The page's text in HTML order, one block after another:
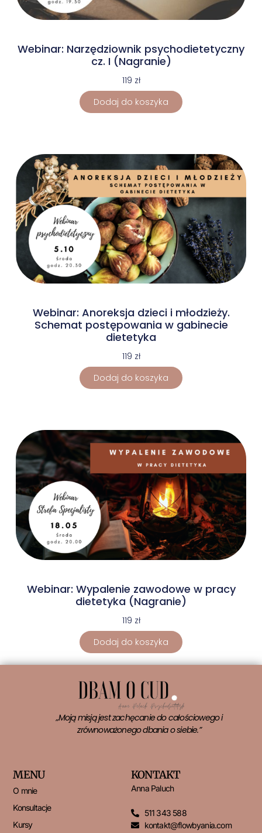
Webinar: Narzędziownik psychodietetyczny
cz. I (Nagranie)
119 zł
Dodaj do koszyka
Webinar: Anoreksja dzieci i młodzieży.
Schemat postępowania w gabinecie
dietetyka
119 zł
Dodaj do koszyka
Webinar: Wypalenie zawodowe w pracy
dietetyka (Nagranie)
119 zł
Dodaj do koszyka
„Moją misją jest zachęcanie do całościowego i
zrównoważonego dbania o siebie.”
MENU
O mnie
Konsultacje
Kursy
KONTAKT
Anna Paluch
511 343 588
kontakt@flowbyania.com